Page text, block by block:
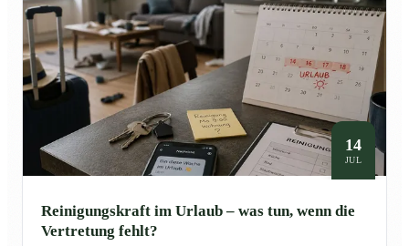
14
JUL
Reinigungskraft im Urlaub – was tun, wenn die
Vertretung fehlt?